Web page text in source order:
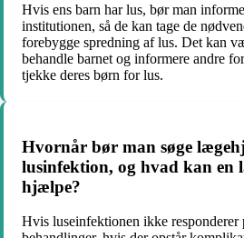
Hvis ens barn har lus, bør man
institutionen, så de kan tage de
forebygge spredning af lus. Det kan
behandle barnet og informere andre
tjekke deres børn for lus.
Hvornår bør man søge
lusinfektion, og hvad kan en
hjælpe?
Hvis luseinfektionen ikke responderer